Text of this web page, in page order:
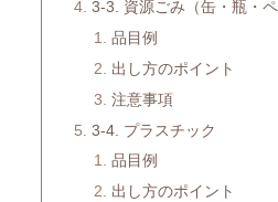
3-3. 資源ごみ（缶・瓶・
品目例
出し方のポイント
注意事項
3-4. プラスチック
品目例
出し方のポイント